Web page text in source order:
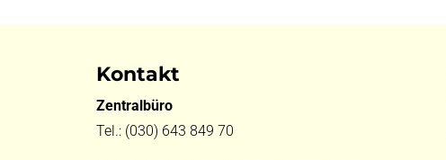
Kontakt
Zentralbüro
Tel.: (030) 643 849 70